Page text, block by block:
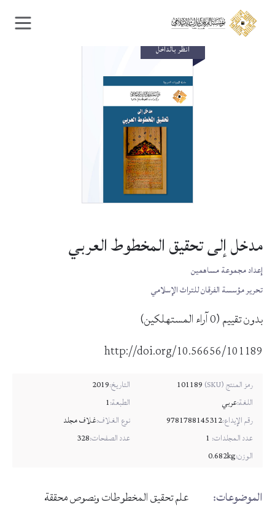
انظر بالداخل
مدخل إلى تحقيق المخطوط العربي
إعداد مجموعة مساهمين
تحرير مؤسسة الفرقان للتراث الإسلامي
بدون تقييم(
0آراء المستهلكين)
http://doi.org/10.56656/101189
رمز المنتج (SKU) 101189 التاريخ:2019
اللغة:عربي الطبعة:1
رقم الإيداع:9781788145312 نوع الغلاف:غلاف مجلد
عدد المجلدات: 1 عدد الصفحات:328
الوزن:0.682kg
الموضوعات: علم تحقيق المخطوطات ونصوص محققة